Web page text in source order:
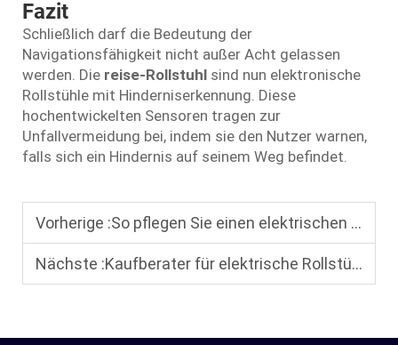
Fazit
Schließlich darf die Bedeutung der
Navigationsfähigkeit nicht außer Acht gelassen
werden. Die reise-Rollstuhl sind nun elektronische
Rollstühle mit Hinderniserkennung. Diese
hochentwickelten Sensoren tragen zur
Unfallvermeidung bei, indem sie den Nutzer warnen,
falls sich ein Hindernis auf seinem Weg befindet.
Vorherige :So pflegen Sie einen elektrischen Rollstuhl: Wichtige Wartungstipps für eine lange Lebensdauer
Nächste :Kaufberater für elektrische Rollstühle für Senioren: Sicherheitsmerkmale und Komfort-Tipps